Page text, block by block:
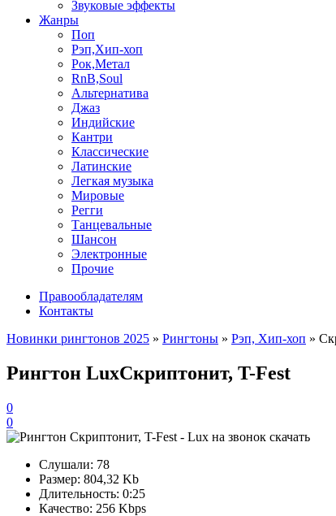
Звуковые эффекты
Жанры
Поп
Рэп,Хип-хоп
Рок,Метал
RnB,Soul
Альтернатива
Джаз
Индийские
Кантри
Классические
Латинские
Легкая музыка
Мировые
Регги
Танцевальные
Шансон
Электронные
Прочие
Правообладателям
Контакты
Новинки рингтонов 2025 » Рингтоны » Рэп, Хип-хоп »
Рингтон LuxСкриптонит, T-Fest
0
0
Слушали: 78
Размер: 804,32 Kb
Длительность: 0:25
Качество: 256 Kbps